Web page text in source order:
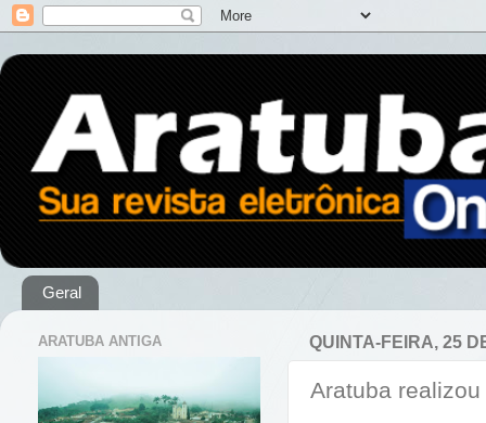
Geral
QUINTA-FEIRA, 25
Aratuba
ARATUBA ANTIGA